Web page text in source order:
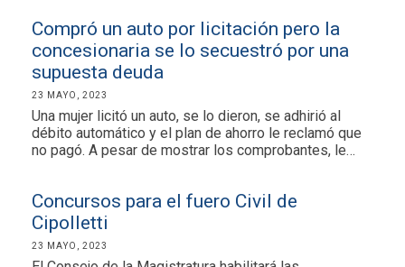
Compró un auto por licitación pero la
concesionaria se lo secuestró por una
supuesta deuda
23 MAYO, 2023
Una mujer licitó un auto, se lo dieron, se adhirió al
débito automático y el plan de ahorro le reclamó que
no pagó. A pesar de mostrar los comprobantes, le…
Concursos para el fuero Civil de
Cipolletti
23 MAYO, 2023